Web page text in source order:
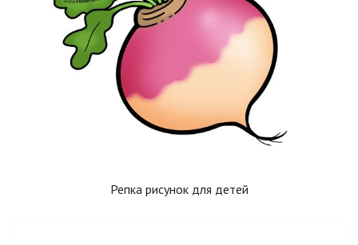
Репка рисунок для детей